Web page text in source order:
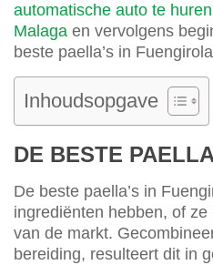
automatische auto te
Malaga en vervolgens
beste paella’s in
Inhoudsopgave
DE BESTE
De beste paella’s in
ingrediënten hebben, of
van de markt.
bereiding, resulteert dit in